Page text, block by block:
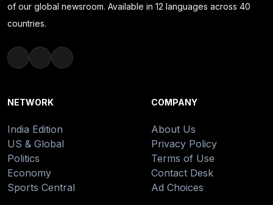
of our global newsroom. Available in 12 languages across 40
countries.
NETWORK
India Edition
US & Global
Politics
Economy
Sports Central
COMPANY
About Us
Privacy Policy
Terms of Use
Contact Desk
Ad Choices